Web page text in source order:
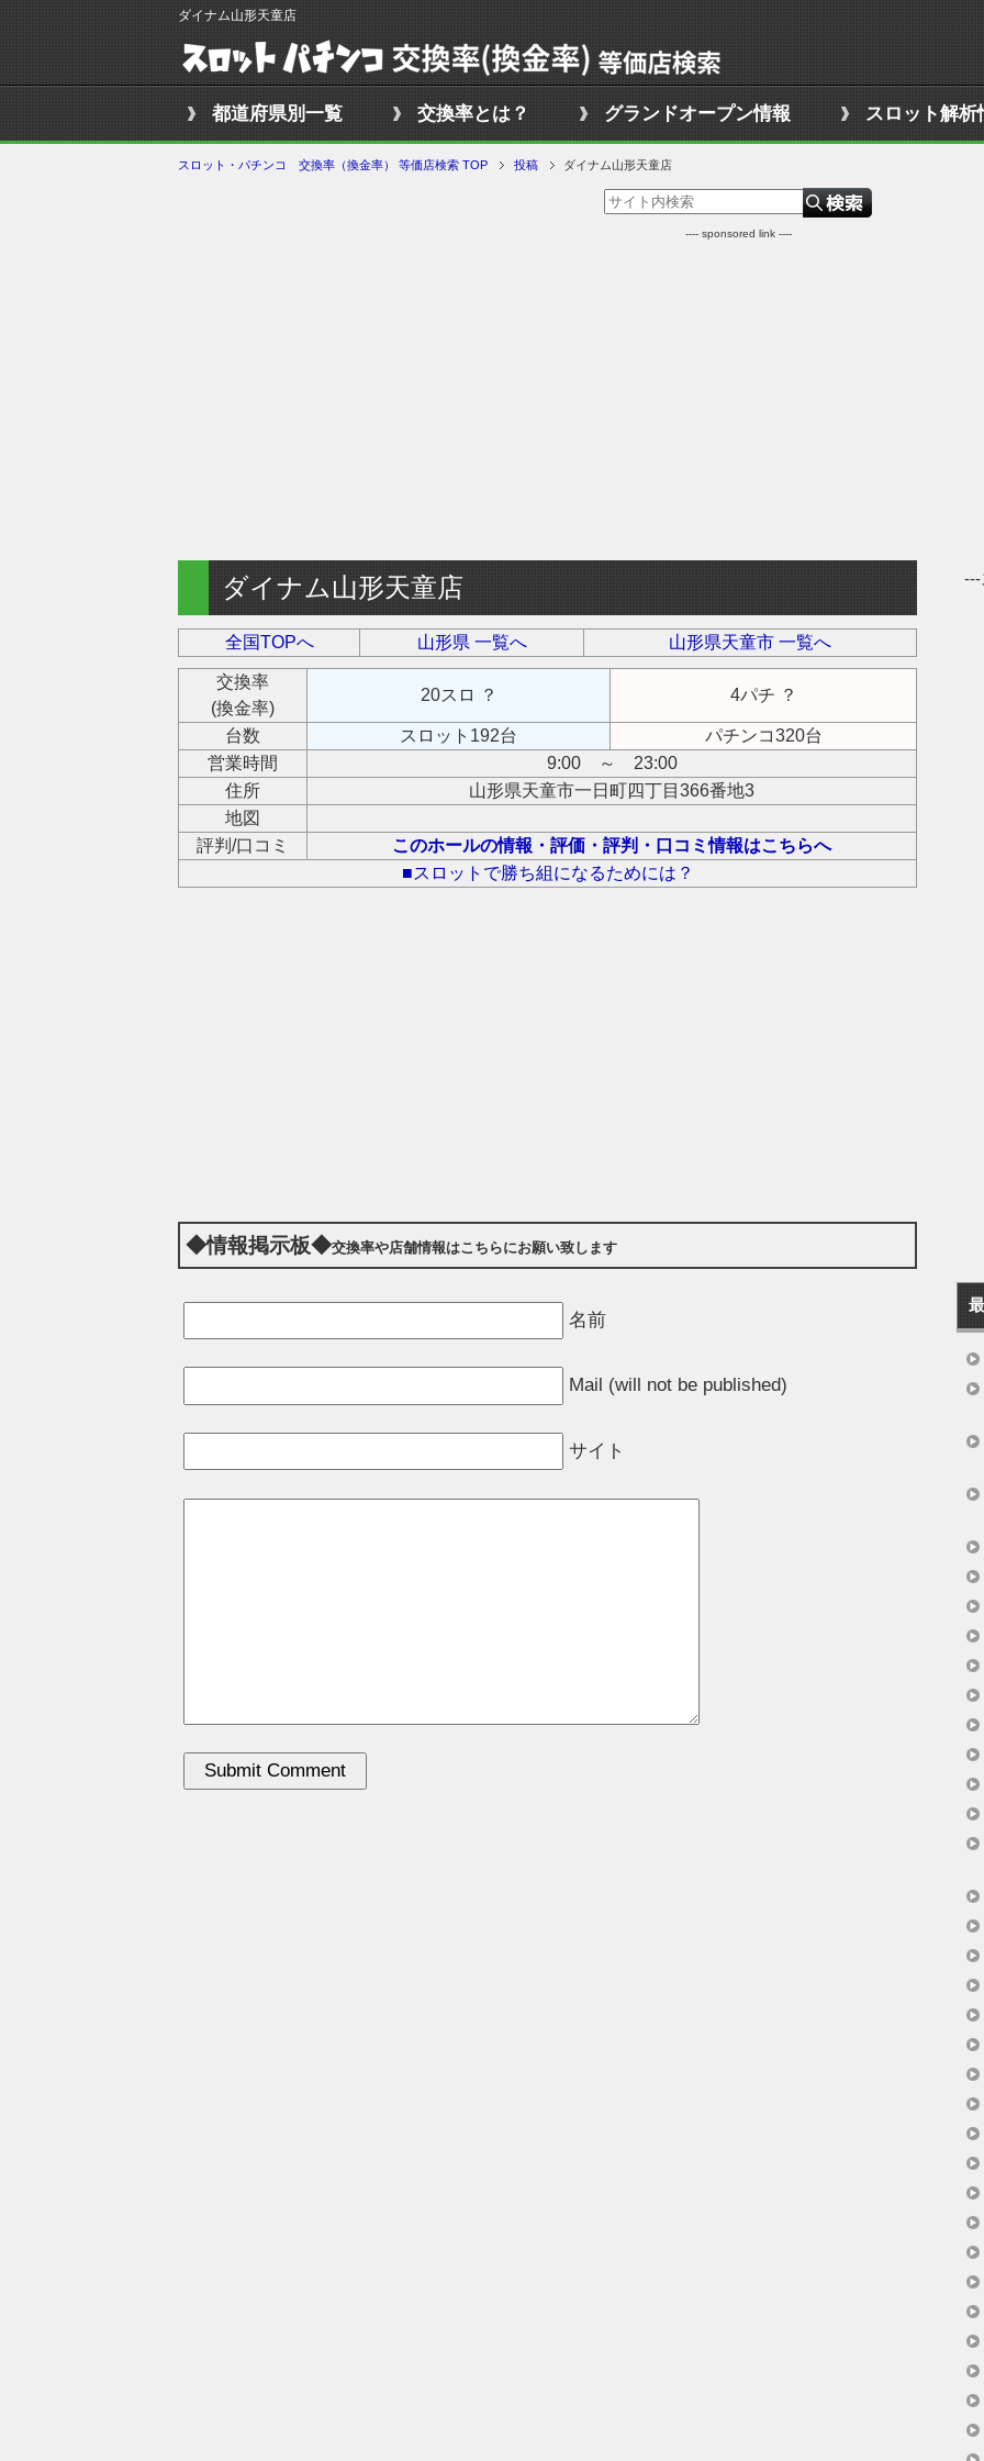
都道府県別一覧 交換率とは？ グランドオープン情報 スロット解析
スロット・パチンコ 交換率（換金率） 等価店検索 TOP 投稿 ダイナム山形天童店
---- sponsored link ----
ダイナム山形天童店
全国TOPへ 山形県 一覧へ 山形県天童市 一覧へ
交換率
(換金率)
20スロ ？ 4パチ ？
台数 スロット192台
パチンコ320台
営業時間
9:00 ～ 23:00
住所
山形県天童市一日町四丁目366番地3
地図
評判/口コミ
このホールの情報・評価・評判・口コミ情報はこちらへ
■スロットで勝ち組になるためには？
◆情報掲示板◆交換率や店舗情報はこちらにお願い致します
名前
Mail (will not be published)
サイト
---
ダイナム山形天童店